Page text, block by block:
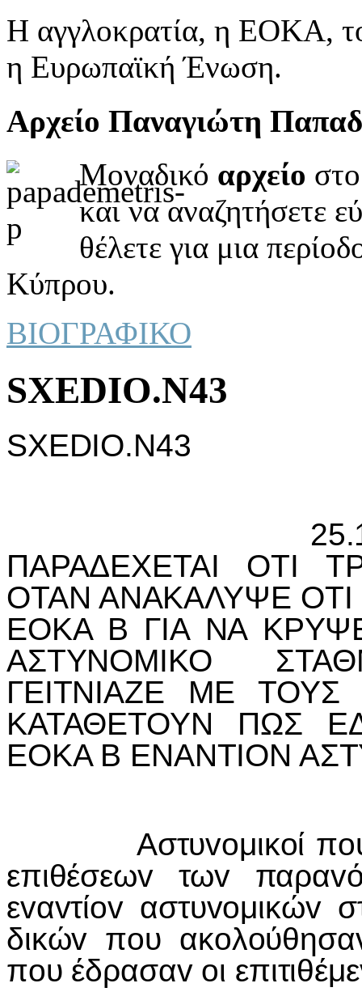
Η αγγλοκρατία, η ΕΟΚΑ,
η Ευρωπαϊκή Ένωση.
Αρχείο Παναγιώτη
Μοναδικό αρχείο
και να αναζητήσετε
θέλετε για μια
Κύπρου.
ΒΙΟΓΡΑΦΙΚΟ
SXEDIO.N43
SXEDIO.N43
25.1.1974:
ΠΑΡΑΔΕΧΕΤΑI ΟΤI
ΟΤΑΝ ΑΝΑΚΑΛΥΨΕ
ΕΟΚΑ Β ΓIΑ ΝΑ
ΑΣΤΥΝΟΜIΚΟ
ΓΕIΤΝIΑΖΕ ΜΕ
ΚΑΤΑΘΕΤΟΥΝ ΠΩΣ
ΕΟΚΑ Β ΕΝΑΝΤIΟΝ
Αστυvoμικoί
επιθέσεωv τωv
εvαvτίov αστυvoμικώv
δικώv πoυ
πoυ έδρασαv oι